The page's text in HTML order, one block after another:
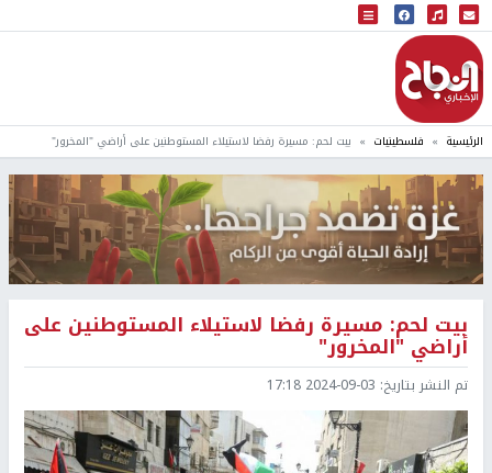
البث المباشر
إذاعة النجاح
الرئيسية فلسطينيات بيت لحم: مسيرة رفضا لاستيلاء المستوطنين على أراضي "المخرور"
بيت لحم: مسيرة رفضا لاستيلاء المستوطنين على
أراضي "المخرور"
تم النشر بتاريخ: 2024-09-03 17:18